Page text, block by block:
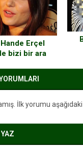
Erçel
bizi bir ara
demişti…
İlk yorumu